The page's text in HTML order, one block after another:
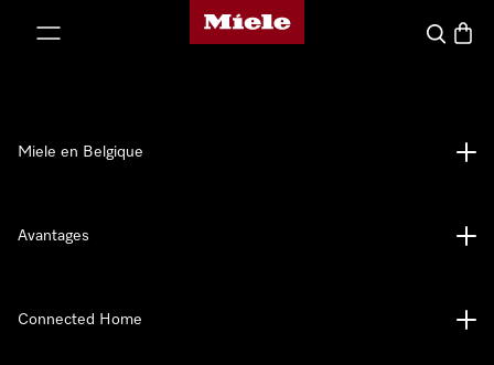
Page d'accueil de Miele
Search
Miele en Belgique
Avantages
Connected Home